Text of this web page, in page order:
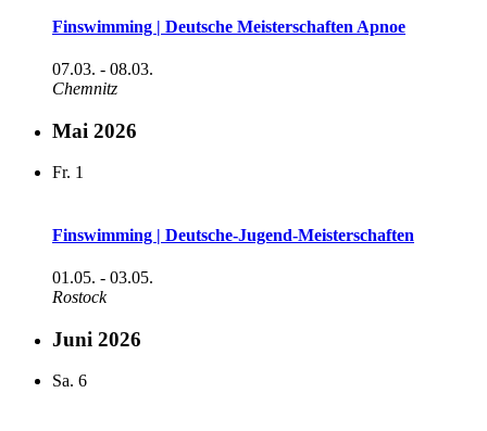
Finswimming | Deutsche Meisterschaften Apnoe
07.03. - 08.03.
Chemnitz
Mai 2026
Fr. 1
Finswimming | Deutsche-Jugend-Meisterschaften
01.05. - 03.05.
Rostock
Juni 2026
Sa. 6